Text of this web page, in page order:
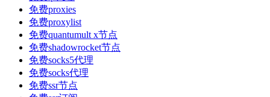
免费proxies
免费proxylist
免费quantumult x节点
免费shadowrocket节点
免费socks5代理
免费socks代理
免费ssr节点